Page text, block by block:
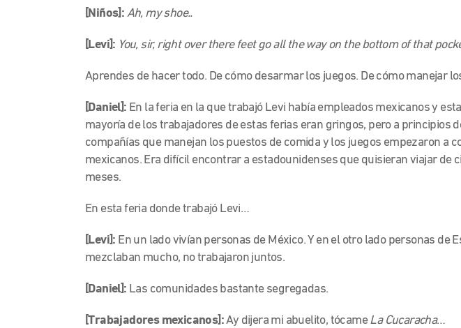
[Niños]: Ah, my shoe..
[Levi]: You, sir, right over there feet go all the way on the bottom of that
Aprendes de hacer todo. De cómo desarmar los juegos. De cómo manejar
[Daniel]: En la feria en la que trabajó Levi había empleados mexicanos y
mayoría de los trabajadores de estas ferias eran gringos, pero a principios
compañías que manejan los puestos de comida y los juegos empezaron a
mexicanos. Era difícil encontrar a estadounidenses que quisieran viajar de
meses.
En esta feria donde trabajó Levi…
[Levi]: En un lado vivían personas de México. Y en el otro lado personas de
mezclaban mucho, no trabajaron juntos.
[Daniel]: Las comunidades bastante segregadas.
[Trabajadores mexicanos]:Ay dijera mi abuelito, tócameLa Cucaracha…